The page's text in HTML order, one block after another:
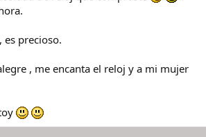
es precioso.
, me encanta el reloj y a mi mujer